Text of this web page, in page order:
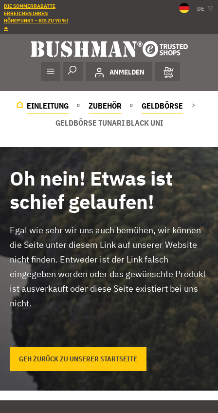
DIE SOMMERRABATTE
ERREICHEN IHREN
HÖHEPUNKT – BIS ZU 70 %!
☀️
DE
ANMELDEN
EINLEITUNG ZUBEHÖR
GELDBÖRSE
GELDBÖRSE TUNARI BLACK UNI
Oh nein! Etwas ist
schief gelaufen!
Egal wie sehr wir uns auch bemühen, wir können
die Seite unter diesem Link auf unserer Website
nicht finden. Entweder ist der Link falsch
eingegeben worden oder das gewünschte Produkt
ist ausverkauft oder diese Seite existiert bei uns
nicht.
GEH ZURÜCK ZU UNSERER STARTSEITE